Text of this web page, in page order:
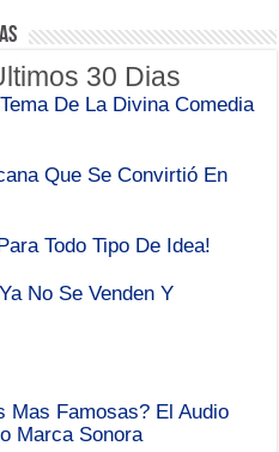
30 Dias
De La Divina Comedia
Que Se Convirtió En
Todo Tipo De Idea!
No Se Venden Y
Mas Famosas? El Audio
Marca Sonora